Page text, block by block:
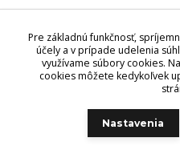
Montáž
Videri s.r.o., Lúčna 32, 900 01
900 01 Modra, Tel.: +421 949
POZOR ZMENA OTVÁRACÍCH
Pre základnú funkčnosť,
účely a v prípade udelenia
využívame súbory cookies.
cookies môžete kedykoľvek
Nastavenia